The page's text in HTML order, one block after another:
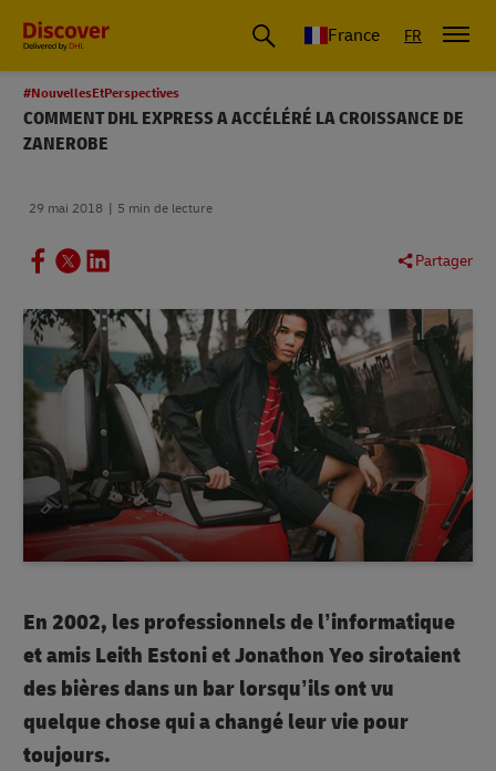
France FR
#NouvellesEtPerspectives
COMMENT DHL EXPRESS A ACCÉLÉRÉ LA CROISSANCE DE
ZANEROBE
29 mai 2018 5 min de lecture
Partager
En 2002, les professionnels de l’informatique
et amis Leith Estoni et Jonathon Yeo sirotaient
des bières dans un bar lorsqu’ils ont vu
quelque chose qui a changé leur vie pour
toujours.